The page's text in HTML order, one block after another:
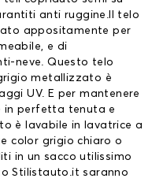
anti ruggine.Il telo
appositamente per
e di
neve. Questo telo
metallizzato è
UV. E per mantenere
in perfetta tenuta e
è lavabile in lavatrice a
color grigio chiaro o
in un sacco utilissimo
Stilistauto.it saranno